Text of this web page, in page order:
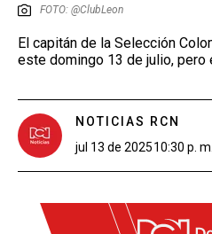
FOTO: @ClubLeon
El capitán de la Selección
este domingo 13 de julio, pero
NOTICIAS RCN
jul 13 de 202510:30 p. m.